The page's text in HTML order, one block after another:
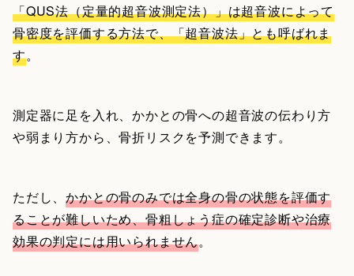
「QUS法（定量的超音波測定法）」は超音波によって
骨密度を評価する方法で、「超音波法」とも呼ばれま
す。
測定器に足を入れ、かかとの骨への超音波の伝わり方
や弱まり方から、骨折リスクを予測できます。
ただし、かかとの骨のみでは全身の骨の状態を評価す
ることが難しいため、骨粗しょう症の確定診断や治療
効果の判定には用いられません。